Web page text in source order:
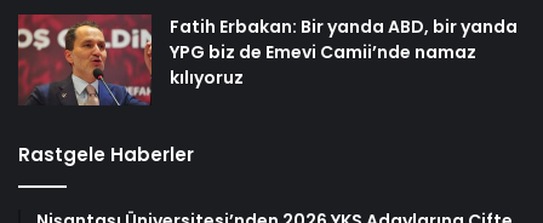
Fatih Erbakan: Bir yanda ABD, bir yanda
YPG biz de Emevi Camii’nde namaz
kılıyoruz
Rastgele Haberler